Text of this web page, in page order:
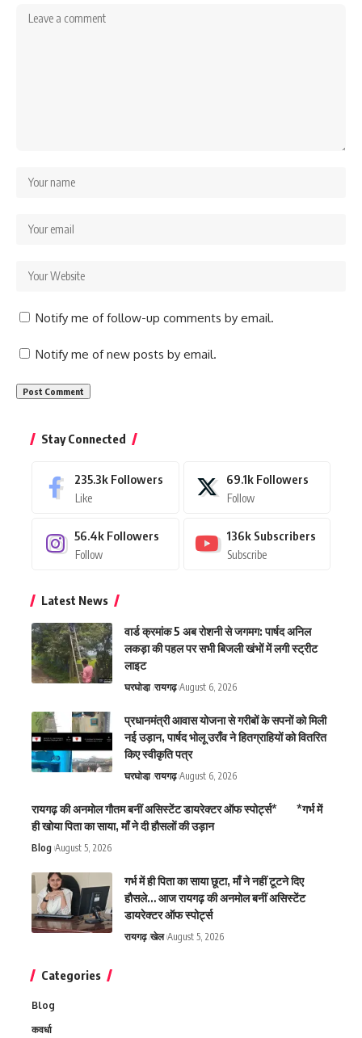
Notify me of follow-up comments by email.
Notify me of new posts by email.
Stay Connected
235.3k Followers
Like
69.1k Followers
Follow
56.4k Followers
Follow
136k Subscribers
Subscribe
Latest News
वार्ड क्रमांक 5 अब रोशनी से जगमग: पार्षद अनिल
लकड़ा की पहल पर सभी बिजली खंभों में लगी स्ट्रीट
लाइट
घरघोडा़ रायगढ़ August 6, 2026
प्रधानमंत्री आवास योजना से गरीबों के सपनों को मिली
नई उड़ान, पार्षद भोलू उराँव ने हितग्राहियों को वितरित
किए स्वीकृति पत्र
घरघोडा़ रायगढ़ August 6, 2026
रायगढ़ की अनमोल गौतम बनीं असिस्टेंट डायरेक्टर ऑफ स्पोर्ट्स* *गर्भ में
ही खोया पिता का साया, माँ ने दी हौसलों की उड़ान
Blog August 5, 2026
गर्भ में ही पिता का साया छूटा, माँ ने नहीं टूटने दिए
हौसले… आज रायगढ़ की अनमोल बनीं असिस्टेंट
डायरेक्टर ऑफ स्पोर्ट्स
रायगढ़ खेल August 5, 2026
Categories
Blog
कवर्धा